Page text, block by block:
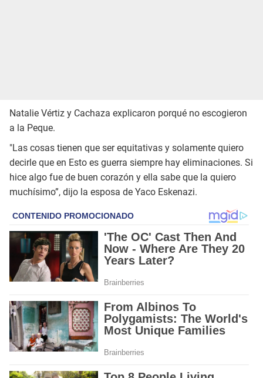
Natalie Vértiz y Cachaza explicaron porqué no escogieron
a la Peque.
"Las cosas tienen que ser equitativas y solamente quiero
decirle que en Esto es guerra siempre hay eliminaciones. Si
hice algo fue de buen corazón y ella sabe que la quiero
muchísimo”, dijo la esposa de Yaco Eskenazi.